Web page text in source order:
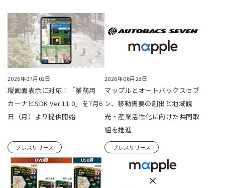
2026年07月02日
縦画面表示に対応！「業務用
カーナビSDK Ver.11.0」を7月6
日（月）より提供開始
プレスリリース
2026年06月23日
マップルとオートバックスセブ
ン、移動需要の創出と地域観
光・産業活性化に向けた共同取
組を推進
プレスリリース